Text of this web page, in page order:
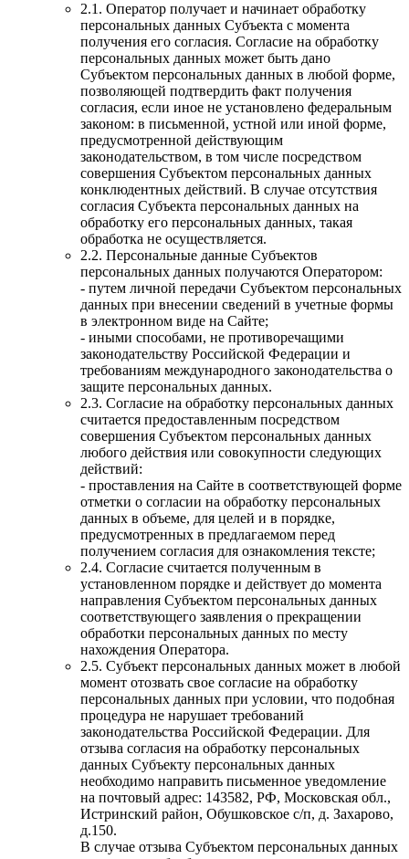
2.1. Оператор получает и начинает обработку
персональных данных Субъекта с момента
получения его согласия. Согласие на обработку
персональных данных может быть дано
Субъектом персональных данных в любой форме,
позволяющей подтвердить факт получения
согласия, если иное не установлено федеральным
законом: в письменной, устной или иной форме,
предусмотренной действующим
законодательством, в том числе посредством
совершения Субъектом персональных данных
конклюдентных действий. В случае отсутствия
согласия Субъекта персональных данных на
обработку его персональных данных, такая
обработка не осуществляется.
2.2. Персональные данные Субъектов
персональных данных получаются Оператором:
- путем личной передачи Субъектом персональных
данных при внесении сведений в учетные формы
в электронном виде на Сайте;
- иными способами, не противоречащими
законодательству Российской Федерации и
требованиям международного законодательства о
защите персональных данных.
2.3. Согласие на обработку персональных данных
считается предоставленным посредством
совершения Субъектом персональных данных
любого действия или совокупности следующих
действий:
- проставления на Сайте в соответствующей форме
отметки о согласии на обработку персональных
данных в объеме, для целей и в порядке,
предусмотренных в предлагаемом перед
получением согласия для ознакомления тексте;
2.4. Согласие считается полученным в
установленном порядке и действует до момента
направления Субъектом персональных данных
соответствующего заявления о прекращении
обработки персональных данных по месту
нахождения Оператора.
2.5. Субъект персональных данных может в любой
момент отозвать свое согласие на обработку
персональных данных при условии, что подобная
процедура не нарушает требований
законодательства Российской Федерации. Для
отзыва согласия на обработку персональных
данных Субъекту персональных данных
необходимо направить письменное уведомление
на почтовый адрес: 143582, РФ, Московская обл.,
Истринский район, Обушковское с/п, д. Захарово,
д.150.
В случае отзыва Субъектом персональных данных